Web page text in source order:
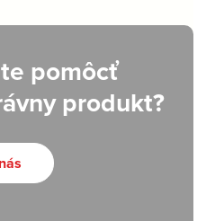
pomôcť
produkt?